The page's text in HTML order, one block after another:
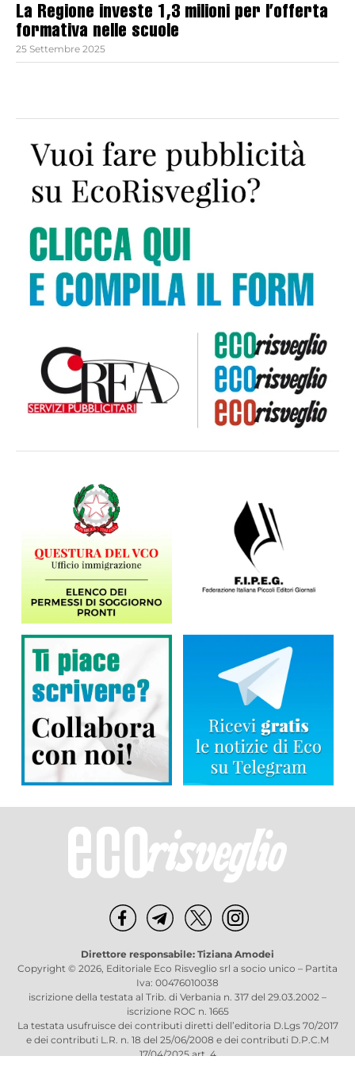
La Regione investe 1,3 milioni per l’offerta
formativa nelle scuole
25 Settembre 2025
Direttore responsabile: Tiziana Amodei
Copyright © 2026, Editoriale Eco Risveglio srl a socio unico – Partita
Iva: 00476010038
iscrizione della testata al Trib. di Verbania n. 317 del 29.03.2002 –
iscrizione ROC n. 1665
La testata usufruisce dei contributi diretti dell’editoria D.Lgs 70/2017
e dei contributi L.R. n. 18 del 25/06/2008 e dei contributi D.P.C.M
17/04/2025 art. 4